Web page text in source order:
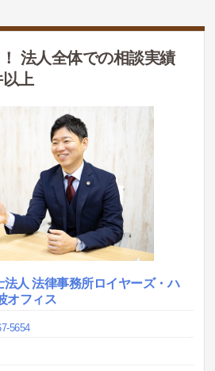
法人全体での相談実績
上
法人 法律事務所ロイヤーズ・ハ
オフィス
5654